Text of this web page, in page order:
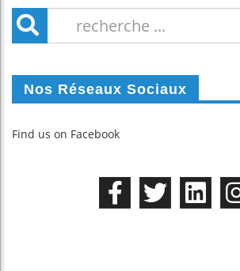
Nos Réseaux Sociaux
Find us on Facebook